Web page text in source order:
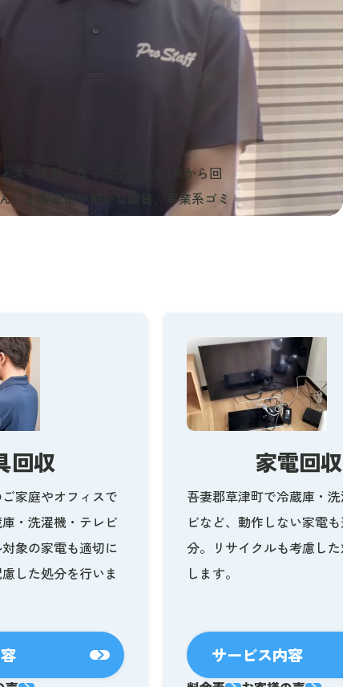
スで不要になった不用品を1点から回
、小型家電や細かな雑貨、事業系ゴミ
回収
家庭やオフィスで
・洗濯機・テレビ
象の家電も適切に
した処分を行いま
家電回収
吾妻郡草津町で冷蔵庫・洗濯
ビなど、動作しない家電も適
分。リサイクルも考慮した対
します。
サービス内容